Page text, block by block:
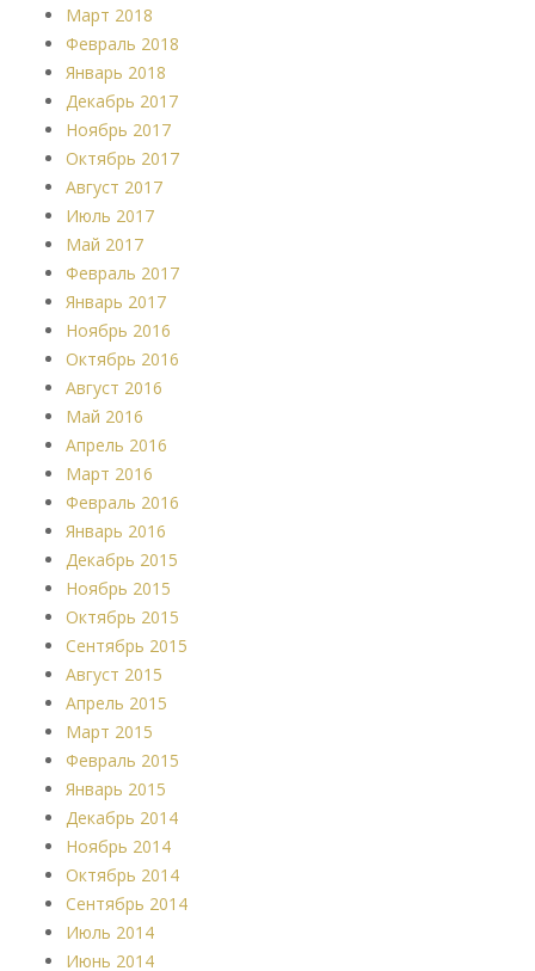
Март 2018
Февраль 2018
Январь 2018
Декабрь 2017
Ноябрь 2017
Октябрь 2017
Август 2017
Июль 2017
Май 2017
Февраль 2017
Январь 2017
Ноябрь 2016
Октябрь 2016
Август 2016
Май 2016
Апрель 2016
Март 2016
Февраль 2016
Январь 2016
Декабрь 2015
Ноябрь 2015
Октябрь 2015
Сентябрь 2015
Август 2015
Апрель 2015
Март 2015
Февраль 2015
Январь 2015
Декабрь 2014
Ноябрь 2014
Октябрь 2014
Сентябрь 2014
Июль 2014
Июнь 2014